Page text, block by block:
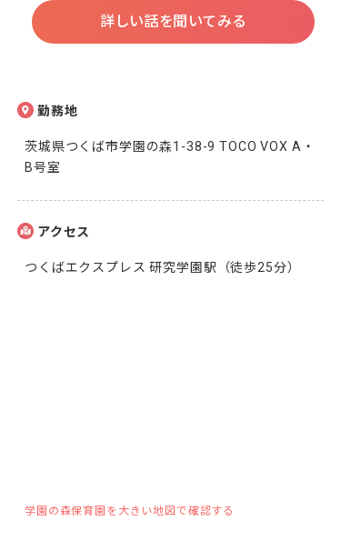
詳しい話を聞いてみる
勤務地
茨城県つくば市学園の森1-38-9 TOCO VOX A・
B号室
アクセス
つくばエクスプレス 研究学園駅（徒歩25分）
学園の森保育園を大きい地図で確認する